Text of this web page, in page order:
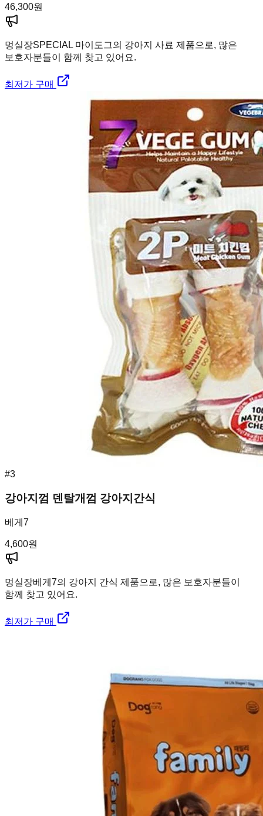
46,300원
멍실장SPECIAL 마이도그의 강아지 사료 제품으로, 많은
보호자분들이 함께 찾고 있어요.
최저가 구매
#3
강아지껌 덴탈개껌 강아지간식
베게7
4,600원
멍실장베게7의 강아지 간식 제품으로, 많은 보호자분들이
함께 찾고 있어요.
최저가 구매